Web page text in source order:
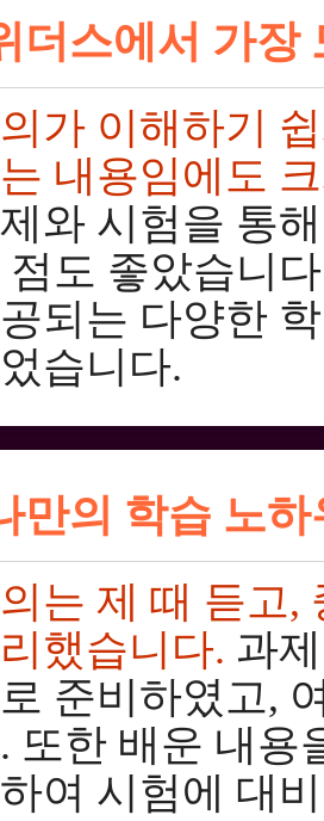
더스에서 가장
가 이해하기
내용임에도
와 시험을 통
점도 좋았습니
되는 다양한
습니다.
만의 학습 노
는 제 때 듣고,
했습니다. 과
준비하였고,
또한 배운 내용
여 시험에 대